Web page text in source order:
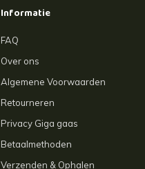
Informatie
FAQ
Over ons
Algemene Voorwaarden
Retourneren
Privacy Giga gaas
Betaalmethoden
Verzenden & Ophalen